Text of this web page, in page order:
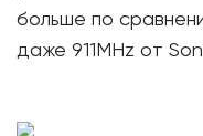
больше по
даже 911MHz от